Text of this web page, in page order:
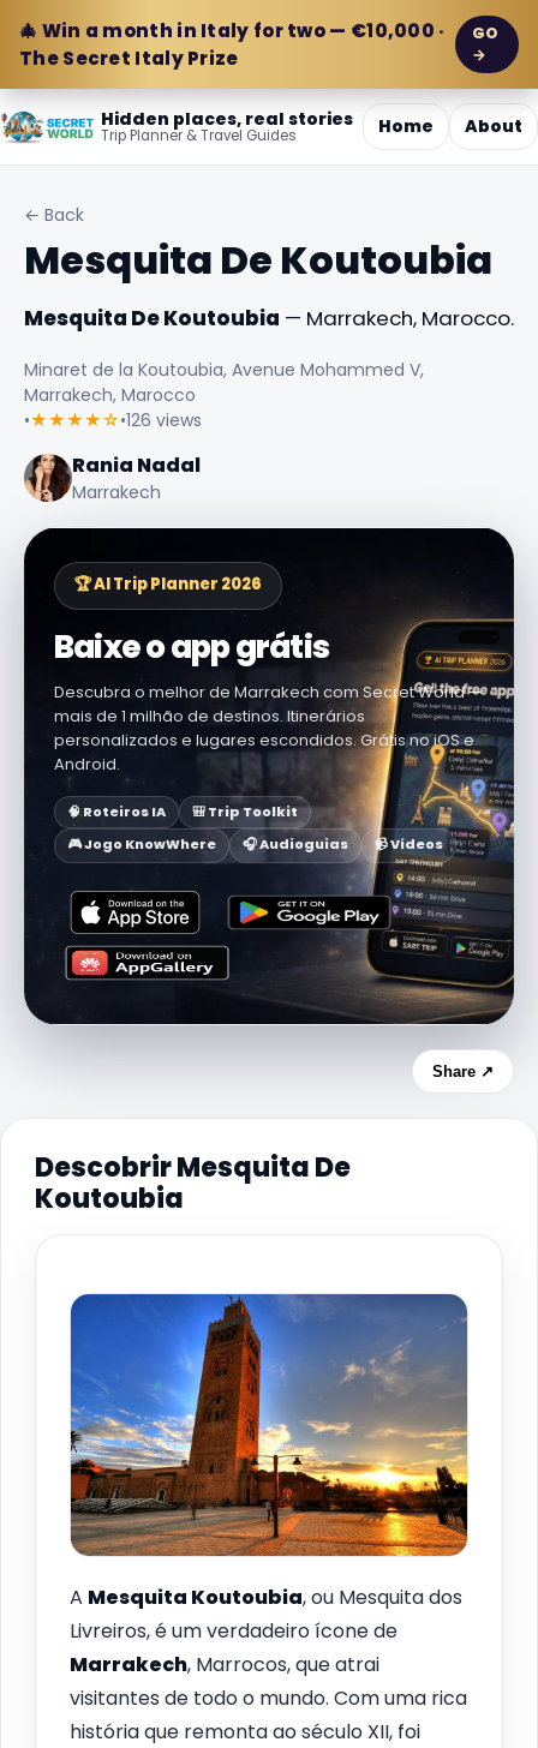
🎄 Win a month in Italy for two — €10,000 ·
The Secret Italy Prize
GO
→
Hidden places, real stories
Trip Planner & Travel Guides Home About
← Back
Mesquita De Koutoubia
Mesquita De Koutoubia — Marrakech, Marocco.
Minaret de la Koutoubia, Avenue Mohammed V,
Marrakech, Marocco
•★★★★☆•126 views
Rania Nadal
Marrakech
🏆 AI Trip Planner 2026
Baixe o app grátis
Descubra o melhor de Marrakech com Secret World —
mais de 1 milhão de destinos. Itinerários
personalizados e lugares escondidos. Grátis no iOS e
Android.
🧠 Roteiros IA
🎒 Trip Toolkit
🎮 Jogo KnowWhere
🎧 Audioguias 📹 Vídeos
Share ↗
Descobrir Mesquita De
Koutoubia
A Mesquita Koutoubia, ou Mesquita dos
Livreiros, é um verdadeiro ícone de
Marrakech, Marrocos, que atrai
visitantes de todo o mundo. Com uma rica
história que remonta ao século XII, foi